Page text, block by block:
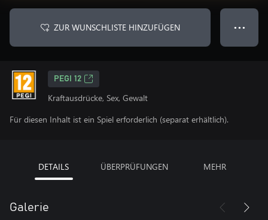
ZUR WUNSCHLISTE HINZUFÜGEN ● ● ●
PEGI 12
Kraftausdrücke, Sex, Gewalt
Für diesen Inhalt ist ein Spiel erforderlich (separat erhältlich).
DETAILS ÜBERPRÜFUNGEN MEHR
Galerie